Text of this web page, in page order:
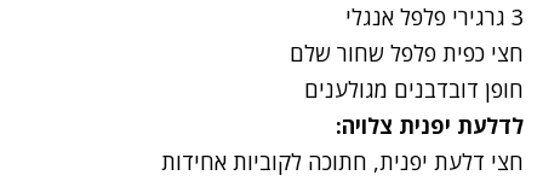
3 גרגירי פלפל אנגלי
חצי כפית פלפל שחור שלם
חופן דובדבנים מגולענים
לדלעת יפנית צלויה:
חצי דלעת יפנית, חתוכה לקוביות אחידות